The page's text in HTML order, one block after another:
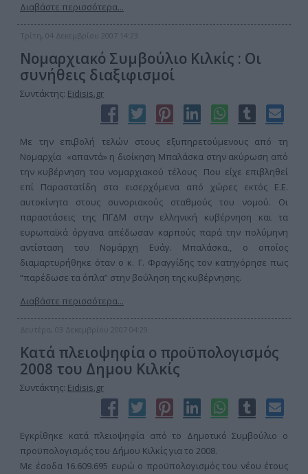
Διαβάστε περισσότερα...
Τρίτη, 04 Δεκεμβρίου 2007 14:23
Νομαρχιακό Συμβούλιο Κιλκίς : Οι
συνήθεις διαξιφισμοί
Συντάκτης: Eidisis.gr
Με την επιβολή τελών στους εξυπηρετούμενους από τη
Νομαρχία «απαντά» η διοίκηση Μπαλάσκα στην ακύρωση από
την κυβέρνηση του νομαρχιακού τέλους Που είχε επιβληθεί
επί Παραστατίδη στα εισερχόμενα από χώρες εκτός Ε.Ε.
αυτοκίνητα στους συνοριακούς σταθμούς του νομού. Οι
παραστάσεις της ΠΓΔΜ στην ελληνική κυβέρνηση και τα
ευρωπαϊκά όργανα απέδωσαν καρπούς παρά την πολύμηνη
αντίσταση του Νομάρχη Ευάγ. Μπαλάσκα., ο οποίος
διαμαρτυρήθηκε όταν ο κ. Γ. Φραγγίδης τον κατηγόρησε πως
“παρέδωσε τα όπλα” στην βούληση της κυβέρνησης.
Διαβάστε περισσότερα...
Δευτέρα, 03 Δεκεμβρίου 2007 04:29
Κατά πλειοψηφία ο προϋπολογισμός
2008 του Δημου Κιλκίς
Συντάκτης: Eidisis.gr
Εγκρίθηκε κατά πλειοψηφία από το Δημοτικό Συμβούλιο ο
προϋπολογισμός του Δήμου Κιλκίς για το 2008.
Με έσοδα 16.609.695 ευρώ ο προϋπολογισμός του νέου έτους